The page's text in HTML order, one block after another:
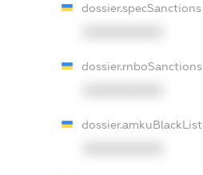
dossier.specSanctions
dossier.rnboSanctions
dossier.amkuBlackList